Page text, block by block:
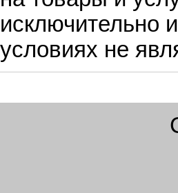
исключительно
условиях не